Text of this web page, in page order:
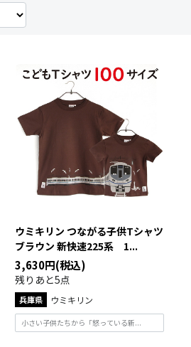
ウミキリン つながる子供Tシャツ
ブラウン 新快速225系 1...
3,630円(税込)
残りあと5点
兵庫県 ウミキリン
小さい子供たちから「怒っている新...